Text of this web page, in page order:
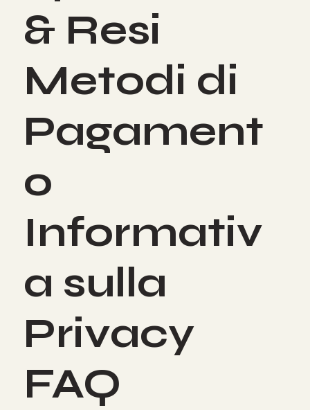
& Resi
Metodi di
Pagament
o
Informativ
a sulla
Privacy
FAQ